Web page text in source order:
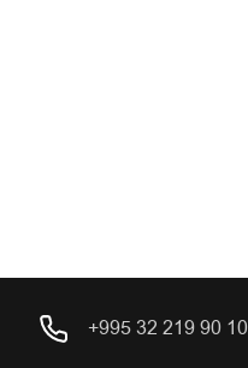
+995 32 219 90 10